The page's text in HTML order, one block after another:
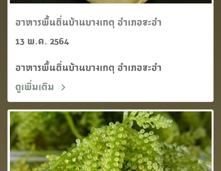
อาหารพื้นถิ่นบ้านบางเกตุ อำเภอชะอำ
13 พ.ค. 2564
อาหารพื้นถิ่นบ้านบางเกตุ อำเภอชะอำ
ดูเพิ่มเติม